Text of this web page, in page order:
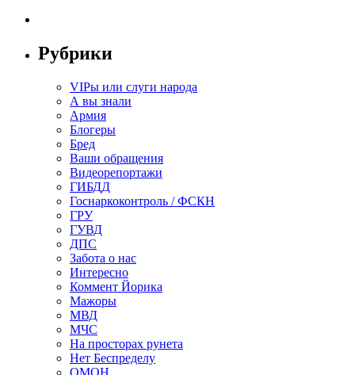
Рубрики
VIPы или слуги народа
А вы знали
Армия
Блогеры
Бред
Ваши обращения
Видеорепортажи
ГИБДД
Госнаркоконтроль / ФСКН
ГРУ
ГУВД
ДПС
Забота о нас
Интересно
Коммент Йорика
Мажоры
МВД
МЧС
На просторах рунета
Нет Беспределу
ОМОН